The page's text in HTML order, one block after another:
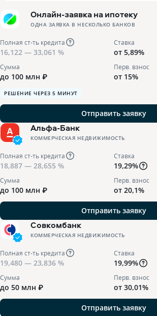
Онлайн-заявка на ипотеку
ОДНА ЗАЯВКА В НЕСКОЛЬКО БАНКОВ
Полная ст-ть кредита
16,122 — 33,061 %
Ставка
от 5,89%
Сумма
до 100 млн ₽
Перв. взнос
от 15%
РЕШЕНИЕ ЧЕРЕЗ 5 МИНУТ
Отправить заявку
Альфа-Банк
КОММЕРЧЕСКАЯ НЕДВИЖИМОСТЬ
Полная ст-ть кредита
18,887 — 28,655 %
Ставка
19,29%
Сумма
до 100 млн ₽
Перв. взнос
от 20,1%
Отправить заявку
Совкомбанк
КОММЕРЧЕСКАЯ НЕДВИЖИМОСТЬ
Полная ст-ть кредита
19,480 — 23,836 %
Ставка
19,99%
Сумма
до 50 млн ₽
Перв. взнос
от 30,01%
Отправить заявку